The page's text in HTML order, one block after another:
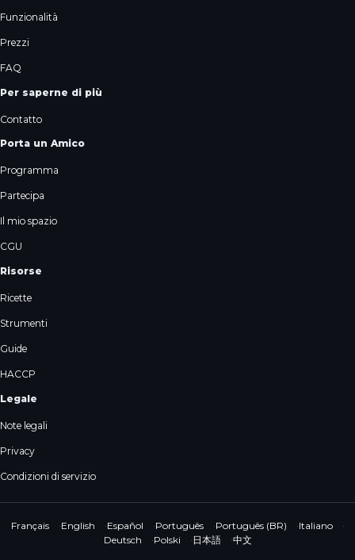
Funzionalità
Prezzi
FAQ
Per saperne di più
Contatto
Porta un Amico
Programma
Partecipa
Il mio spazio
CGU
Risorse
Ricette
Strumenti
Guide
HACCP
Legale
Note legali
Privacy
Condizioni di servizio
Français ·English ·Español ·Português ·Português (BR) ·Italiano
·
Deutsch
·Polski · 日本語 ·中文